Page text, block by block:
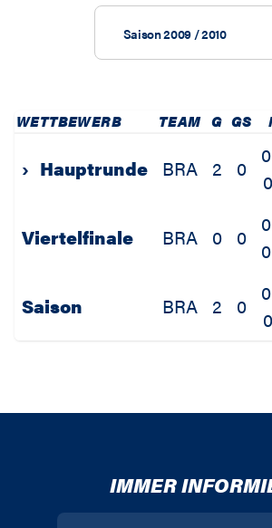
Saison 2009 / 2010
WETTBEWERB TEAM G GS
› Hauptrunde BRA 2 0
Viertelfinale BRA 0 0
Saison BRA 2 0
IMMER